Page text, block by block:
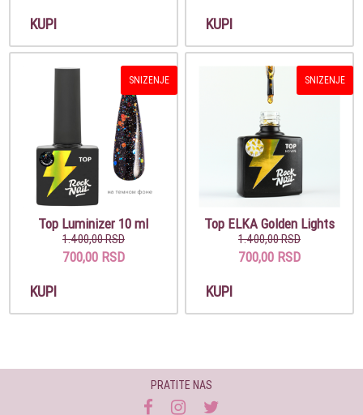
KUPI KUPI
SNIZENJE
Top Luminizer 10 ml
1.400,00 RSD
700,00 RSD
KUPI
SNIZENJE
Top ELKA Golden Lights
1.400,00 RSD
700,00 RSD
KUPI
PRATITE NAS